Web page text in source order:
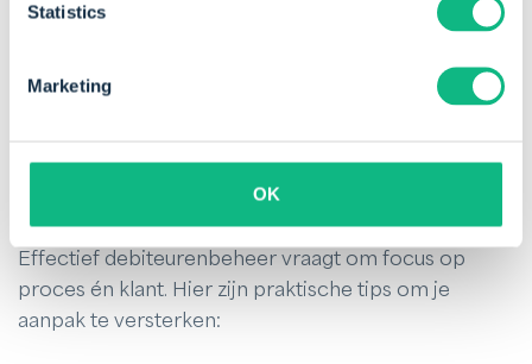
Statistics
Marketing
OK
Optimaliseer je debiteurenbeheer
Tips om debiteurenbeheer te
Effectief debiteurenbeheer vraagt om focus op
proces én klant. Hier zijn praktische tips om je
aanpak te versterken: